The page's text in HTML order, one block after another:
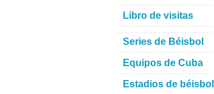
Libro de visitas
Series de Béisbol
Equipos de Cuba
Estadios de béisbol